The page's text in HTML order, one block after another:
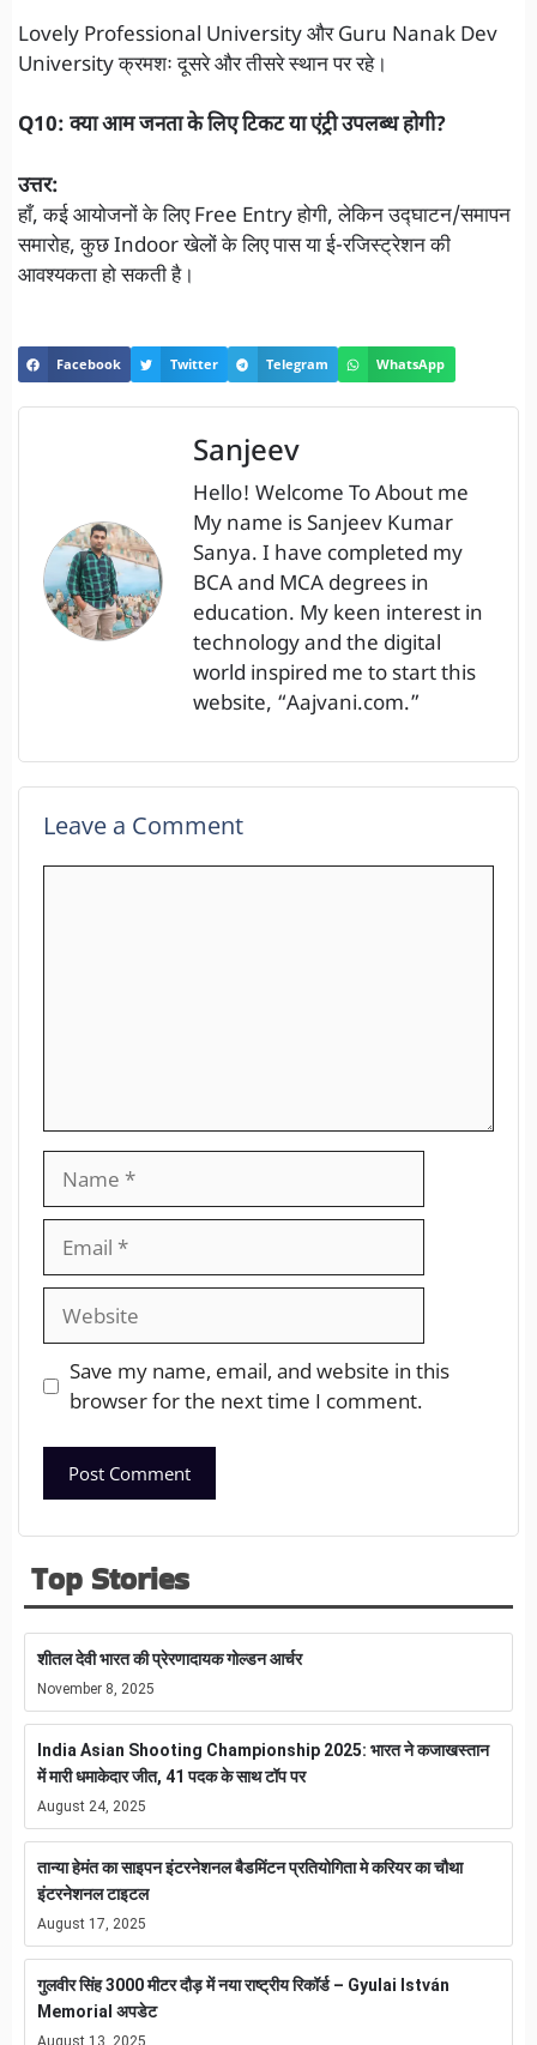
Lovely Professional University और Guru Nanak Dev
University क्रमशः दूसरे और तीसरे स्थान पर रहे।
Q10: क्या आम जनता के लिए टिकट या एंट्री उपलब्ध होगी?
उत्तर:
हाँ, कई आयोजनों के लिए Free Entry होगी, लेकिन उद्घाटन/समापन
समारोह, कुछ Indoor खेलों के लिए पास या ई-रजिस्ट्रेशन की
आवश्यकता हो सकती है।
Facebook Twitter Telegram WhatsApp
Sanjeev
Hello! Welcome To About me
My name is Sanjeev Kumar
Sanya. I have completed my
BCA and MCA degrees in
education. My keen interest in
technology and the digital
world inspired me to start this
website, “Aajvani.com.”
Leave a Comment
Save my name, email, and website in this
browser for the next time I comment.
Top Stories
शीतल देवी भारत की प्रेरणादायक गोल्डन आर्चर
November 8, 2025
India Asian Shooting Championship 2025: भारत ने कजाखस्तान
में मारी धमाकेदार जीत, 41 पदक के साथ टॉप पर
August 24, 2025
तान्या हेमंत का साइपन इंटरनेशनल बैडमिंटन प्रतियोगिता मे करियर का चौथा
इंटरनेशनल टाइटल
August 17, 2025
गुलवीर सिंह 3000 मीटर दौड़ में नया राष्ट्रीय रिकॉर्ड – Gyulai István
Memorial अपडेट
August 13, 2025